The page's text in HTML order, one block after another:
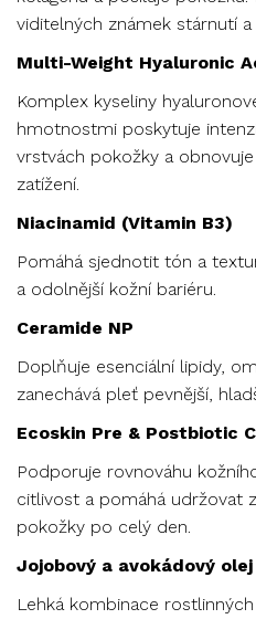
viditelných známek stárnutí
Multi-Weight Hyaluronic
Komplex kyseliny
hmotnostmi poskytuje
vrstvách pokožky a
zatížení.
Niacinamid (Vitamin B3)
Pomáhá sjednotit tón a
a odolnější kožní bariéru.
Ceramide NP
Doplňuje esenciální lipidy,
zanechává pleť pevnější,
Ecoskin Pre & Postbiotic
Podporuje rovnováhu
citlivost a pomáhá udržovat
pokožky po celý den.
Jojobový a avokádový olej
Lehká kombinace